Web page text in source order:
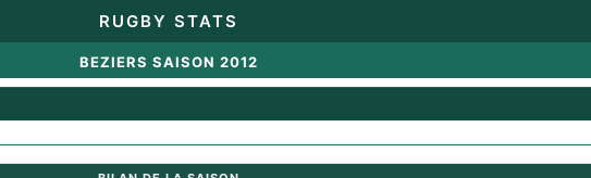
RUGBY STATS
BEZIERS SAISON 2012